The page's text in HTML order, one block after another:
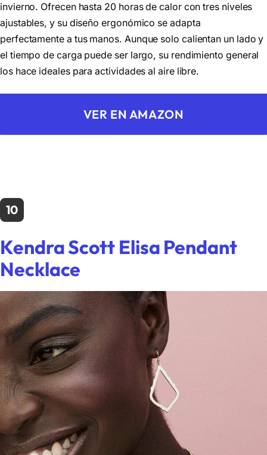
invierno. Ofrecen hasta 20 horas de calor con tres niveles
ajustables, y su diseño ergonómico se adapta
perfectamente a tus manos. Aunque solo calientan un lado y
el tiempo de carga puede ser largo, su rendimiento general
los hace ideales para actividades al aire libre.
VER EN AMAZON
10
Kendra Scott Elisa Pendant
Necklace